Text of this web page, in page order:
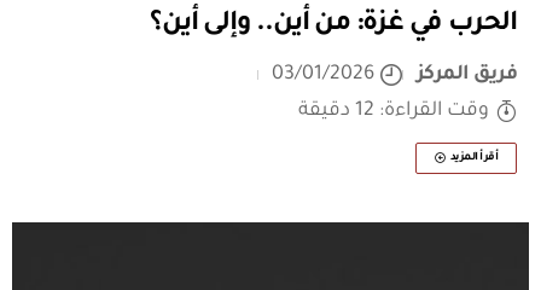
الحرب في غزة: من أين.. وإلى أين؟
فريق المركز
03/01/2026
وقت القراءة: 12 دقيقة
أقرأ المزيد